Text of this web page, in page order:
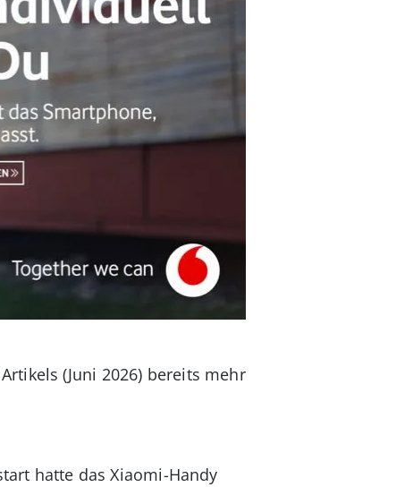
(Juni 2026) bereits mehr
hatte das Xiaomi-Handy